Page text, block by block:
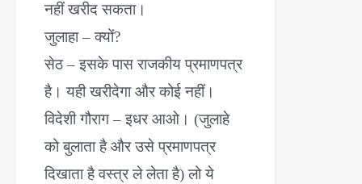
नहीं खरीद सकता।
जुलाहा – क्यों?
सेठ – इसके पास राजकीय प्रमाणपत्र
है। यही खरीदेगा और कोई नहीं।
विदेशी गौराग – इधर आओ। (जुलाहे
को बुलाता है और उसे प्रमाणपत्र
दिखाता है वस्त्र ले लेता है) लो ये